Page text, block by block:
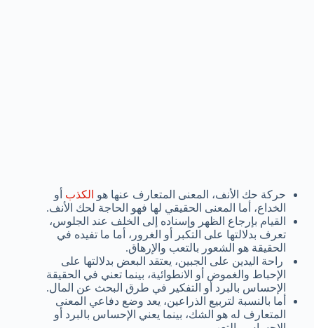
حركة حك الأنف، المعنى المتعارف عنها هو الكذب أو
الخداع، أما المعنى الحقيقي لها فهو الحاجة لحك الأنف.
القيام بإرجاع الظهر وإسناده إلى الخلف عند الجلوس،
تعرف بدلالتها على التكبر أو الغرور، أما ما تفيده في
الحقيقة هو الشعور بالتعب والإرهاق.
راحة اليدين على الجبين، يعتقد البعض بدلالتها على
الإحباط والغموض أو الانطوائية، بينما تعني في الحقيقة
الإحساس بالبرد أو التفكير في طرق البحث عن المال.
أما بالنسبة لتربيع الذراعين، يعد وضع دفاعي المعنى
المتعارف له هو الشك، بينما يعني الإحساس بالبرد أو